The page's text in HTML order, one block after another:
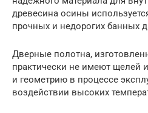
древесина осины
прочных и недорогих банных
Дверные полотна,
практически не имеют щелей
и геометрию в процессе
воздействии высоких